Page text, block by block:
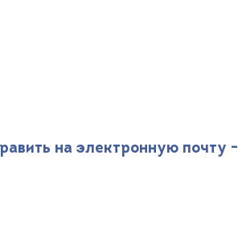
на электронную почту -